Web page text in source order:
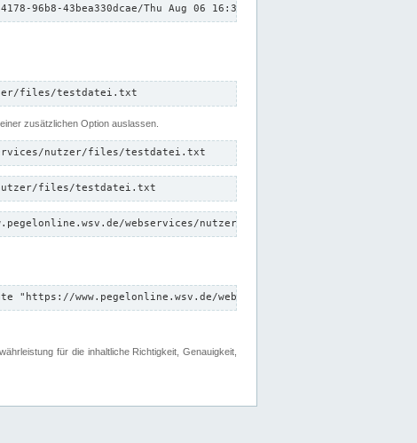
96b8-43bea330dcae/Thu Aug 06 16:37:26 CEST 2026/down.txt"
files/testdatei.txt
zusätzlichen Option auslassen.
nutzer/files/testdatei.txt
nutzer/files/testdatei.txt
webservices/nutzer/files/testdatei.txt"
www.pegelonline.wsv.de/webservices/nutzer/files"
für die inhaltliche Richtigkeit, Genauigkeit,